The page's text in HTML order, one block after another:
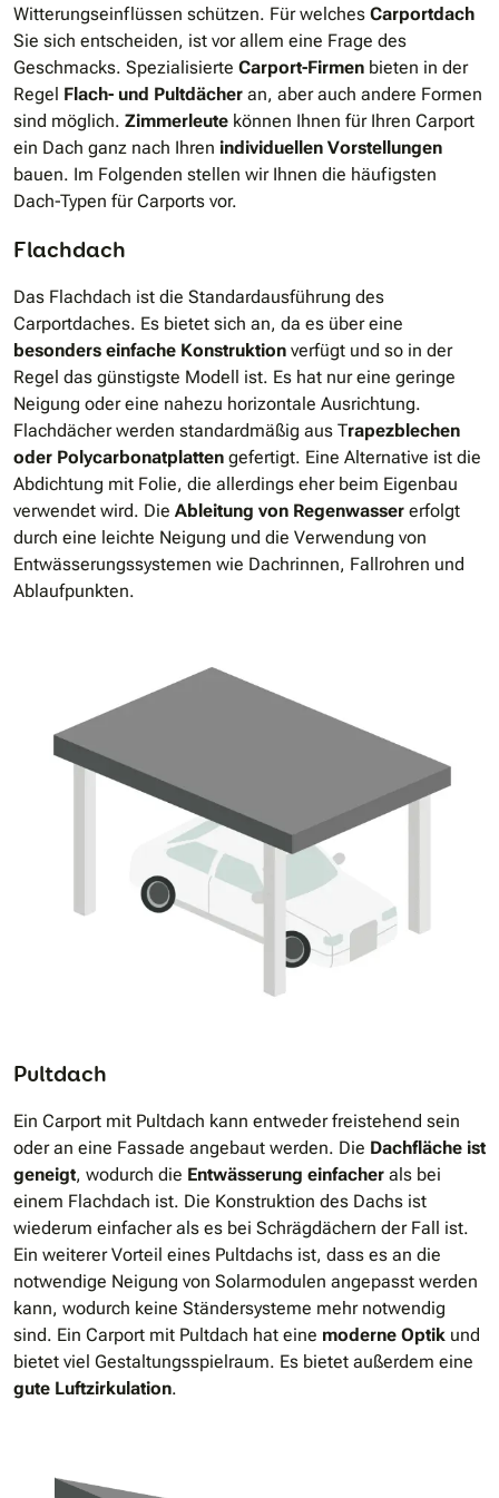
Witterungseinflüssen schützen. Für welches Carportdach
Sie sich entscheiden, ist vor allem eine Frage des
Geschmacks. Spezialisierte Carport-Firmen bieten in der
Regel Flach- und Pultdächer an, aber auch andere Formen
sind möglich. Zimmerleute können Ihnen für Ihren Carport
ein Dach ganz nach Ihren individuellen Vorstellungen
bauen. Im Folgenden stellen wir Ihnen die häufigsten
Dach-Typen für Carports vor.
Flachdach
Das Flachdach ist die Standardausführung des
Carportdaches. Es bietet sich an, da es über eine
besonders einfache Konstruktion verfügt und so in der
Regel das günstigste Modell ist. Es hat nur eine geringe
Neigung oder eine nahezu horizontale Ausrichtung.
Flachdächer werden standardmäßig aus Trapezblechen
oder Polycarbonatplatten gefertigt. Eine Alternative ist die
Abdichtung mit Folie, die allerdings eher beim Eigenbau
verwendet wird. Die Ableitung von Regenwasser erfolgt
durch eine leichte Neigung und die Verwendung von
Entwässerungssystemen wie Dachrinnen, Fallrohren und
Ablaufpunkten.
Pultdach
Ein Carport mit Pultdach kann entweder freistehend sein
oder an eine Fassade angebaut werden. Die Dachfläche ist
geneigt, wodurch die Entwässerung einfacher als bei
einem Flachdach ist. Die Konstruktion des Dachs ist
wiederum einfacher als es bei Schrägdächern der Fall ist.
Ein weiterer Vorteil eines Pultdachs ist, dass es an die
notwendige Neigung von Solarmodulen angepasst werden
kann, wodurch keine Ständersysteme mehr notwendig
sind. Ein Carport mit Pultdach hat eine moderne Optik und
bietet viel Gestaltungsspielraum. Es bietet außerdem eine
gute Luftzirkulation.